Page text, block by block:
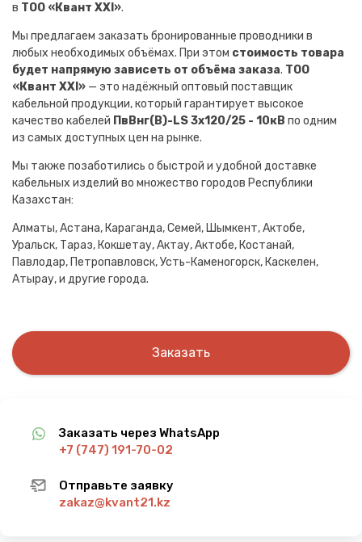
в ТОО «Квант XXI».
Мы предлагаем заказать бронированные проводники в
любых необходимых объёмах. При этом стоимость товара
будет напрямую зависеть от объёма заказа. ТОО
«Квант XXI» — это надёжный оптовый поставщик
кабельной продукции, который гарантирует высокое
качество кабелей ПвВнг(B)-LS 3х120/25 - 10кВ по одним
из самых доступных цен на рынке.
Мы также позаботились о быстрой и удобной доставке
кабельных изделий во множество городов Республики
Казахстан:
Алматы, Астана, Караганда, Семей, Шымкент, Актобе,
Уральск, Тараз, Кокшетау, Актау, Актобе, Костанай,
Павлодар, Петропавловск, Усть-Каменогорск, Каскелен,
Атырау, и другие города.
Заказать
Заказать через WhatsApp
+7 (747) 191-70-02
Отправьте заявку
zakaz@kvant21.kz